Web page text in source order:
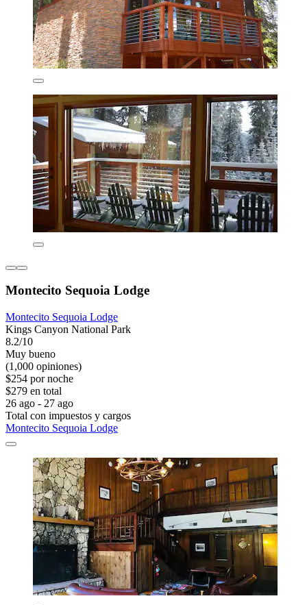
Montecito Sequoia Lodge
Montecito Sequoia Lodge
Kings Canyon National Park
8.2/10
Muy bueno
(1,000 opiniones)
$254 por noche
$279 en total
26 ago - 27 ago
Total con impuestos y cargos
Montecito Sequoia Lodge